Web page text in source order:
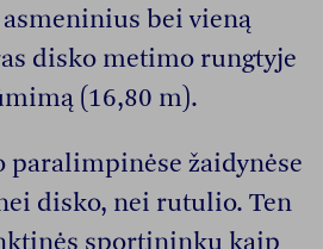
bei vieną
disko metimo rungtyje
(16,80 m).
paralimpinėse žaidynėse
disko, nei rutulio. Ten